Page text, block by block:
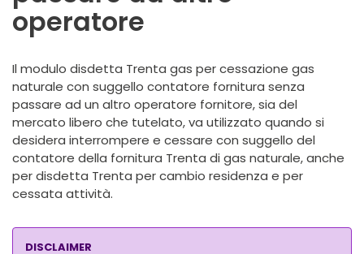
operatore
Il modulo disdetta Trenta gas per cessazione gas
naturale con suggello contatore fornitura senza
passare ad un altro operatore fornitore, sia del
mercato libero che tutelato, va utilizzato quando si
desidera interrompere e cessare con suggello del
contatore della fornitura Trenta di gas naturale, anche
per disdetta Trenta per cambio residenza e per
cessata attività.
DISCLAIMER